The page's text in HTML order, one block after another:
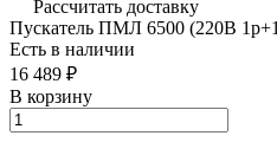
Рассчитать доставку
Пускатель ПМЛ 6500 (220В
Есть в наличии
16 489 ₽
В корзину